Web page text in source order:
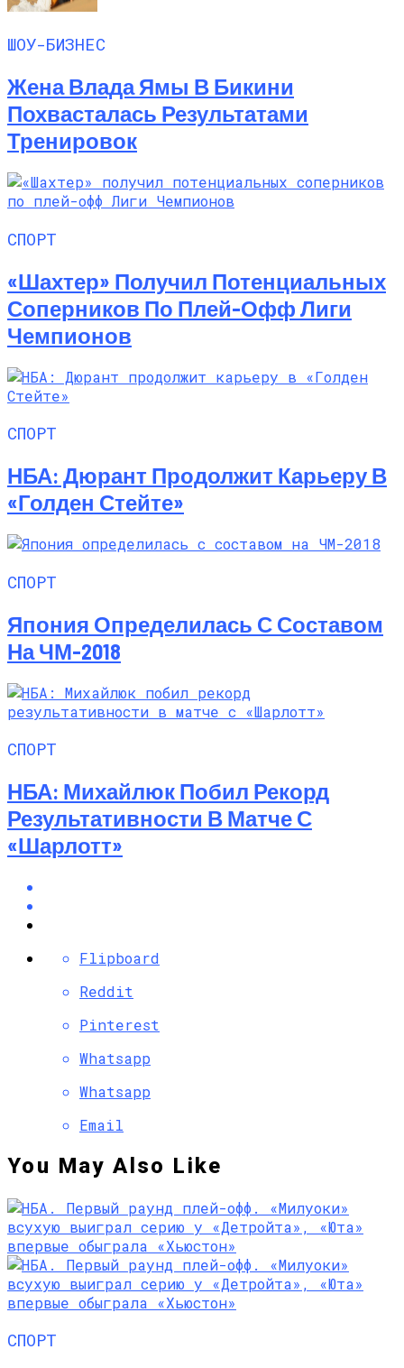
ШОУ-БИЗНЕС
Жена Влада Ямы В Бикини
Похвасталась Результатами
Тренировок
СПОРТ
«Шахтер» Получил Потенциальных
Соперников По Плей-Офф Лиги
Чемпионов
СПОРТ
НБА: Дюрант Продолжит Карьеру В
«Голден Стейте»
СПОРТ
Япония Определилась С Составом
На ЧМ-2018
СПОРТ
НБА: Михайлюк Побил Рекорд
Результативности В Матче С
«Шарлотт»
Flipboard
Reddit
Pinterest
Whatsapp
Whatsapp
Email
You May Also Like
СПОРТ